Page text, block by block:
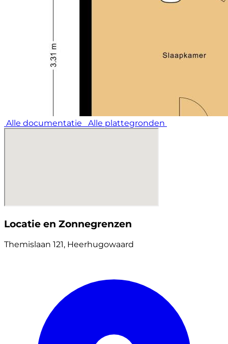
fijne tuin en een centrale ligging in Heerhugowaard.
Hier creëer je eenvoudig jouw eigen thuis op een
plek waar alles dichtbij is.
Alle documentatie Alle plattegronden
Locatie en Zonnegrenzen
Themislaan 121, Heerhugowaard